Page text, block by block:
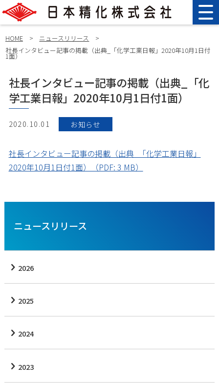
HOME > ニュースリリース
>
社長インタビュー記事の掲載（出典_「化学工業日報」2020年10月1日付
1面）
社長インタビュー記事の掲載（出典_「化
学工業日報」2020年10月1日付1面）
2020.10.01 お知らせ
社長インタビュー記事の掲載（出典_「化学工業日報」
2020年10月1日付1面）（PDF: 3 MB）
ニュースリリース
2026
2025
2024
2023